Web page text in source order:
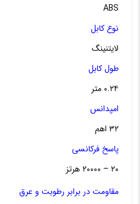
ABS
نوع کابل
لایتنینگ
طول کابل
۰.۲۴ متر
امپدانس
۳۲ اهم
پاسخ فرکانسی
۲۰ – ۲۰۰۰۰ هرتز
مقاومت در برابر رطوبت و عرق